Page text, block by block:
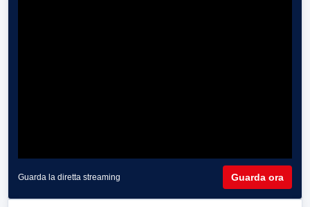
Guarda la diretta streaming Guarda ora